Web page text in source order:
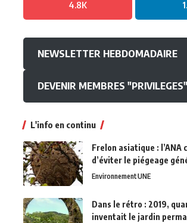
4.8K
NEWSLETTER HEBDOMADAIRE
DEVENIR MEMBRES "PRIVILEGES"
L'info en continu
Frelon asiatique : l’ANA
d’éviter le piégeage
EnvironnementUNE
Dans le rétro : 2019,
inventait le jardin